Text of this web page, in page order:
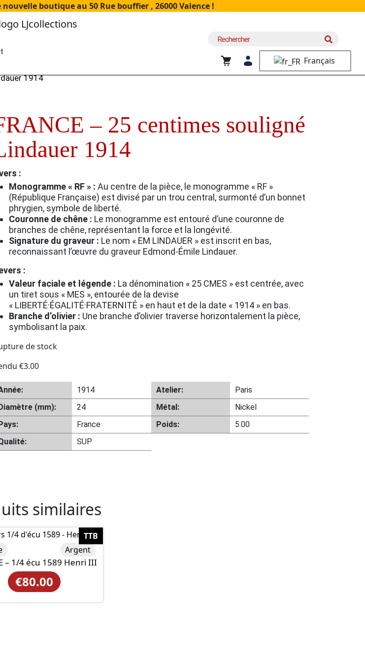
boutique au 50 Rue bouffier , 26000 Valence !
Recherche
Français
1914
– 25 centimes souligné
1914
:
Monogramme « RF » : Au centre de la pièce, le monogramme « RF »
(République Française) est divisé par un trou central, surmonté d’un bonnet
phrygien, symbole de liberté.
Couronne de chêne : Le monogramme est entouré d’une couronne de
branches de chêne, représentant la force et la longévité.
Signature du graveur : Le nom « EM LINDAUER » est inscrit en bas,
reconnaissant l’œuvre du graveur Edmond-Émile Lindauer.
:
Valeur faciale et légende : La dénomination « 25 CMES » est centrée, avec
un tiret sous « MES », entourée de la devise
« LIBERTÉ·ÉGALITÉ·FRATERNITÉ » en haut et de la date « 1914 » en bas.
Branche d’olivier : Une branche d’olivier traverse horizontalement la pièce,
symbolisant la paix.
de stock
€3.00
1914 Atelier:
Paris
(mm):
24 Métal:
Nickel
France Poids:
5.00
SUP
similaires
TTB
– 1/4 écu 1589 Henri III
€80.00
Argent